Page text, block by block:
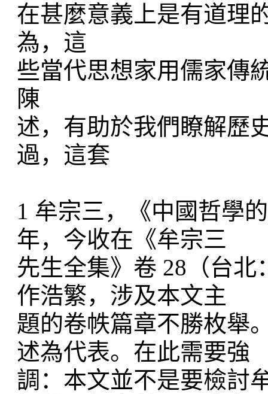
在甚麼意義上是有道理
為，這
些當代思想家用儒家傳
陳
述，有助於我們瞭解歷
過，這套
1 牟宗三，《中國哲學
年，今收在《牟宗三
先生全集》卷 28（台北
作浩繁，涉及本文主
題的卷帙篇章不勝枚舉
述為代表。在此需要強
調：本文並不是要檢討